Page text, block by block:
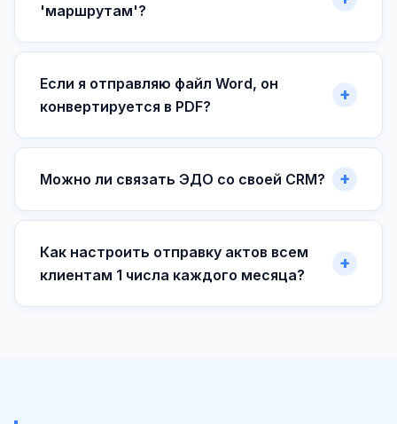
'маршрутам'?
Если я отправляю файл Word, он
конвертируется в PDF?
Можно ли связать ЭДО со своей CRM?
Как настроить отправку актов всем
клиентам 1 числа каждого месяца?